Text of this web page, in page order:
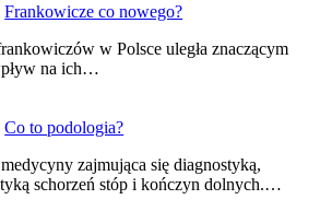
Frankowicze co nowego?
w Polsce uległa znaczącym
na ich…
Co to podologia?
zajmująca się diagnostyką,
schorzeń stóp i kończyn dolnych.…